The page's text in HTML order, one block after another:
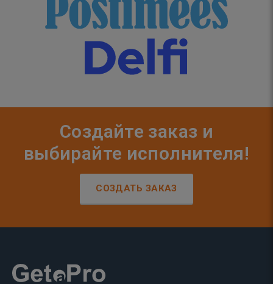
Создайте заказ и
выбирайте исполнителя!
СОЗДАТЬ ЗАКАЗ